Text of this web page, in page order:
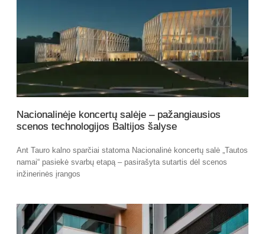
Nacionalinėje koncertų salėje – pažangiausios
scenos technologijos Baltijos šalyse
Ant Tauro kalno sparčiai statoma Nacionalinė koncertų salė „Tautos
namai“ pasiekė svarbų etapą – pasirašyta sutartis dėl scenos
inžinerinės įrangos